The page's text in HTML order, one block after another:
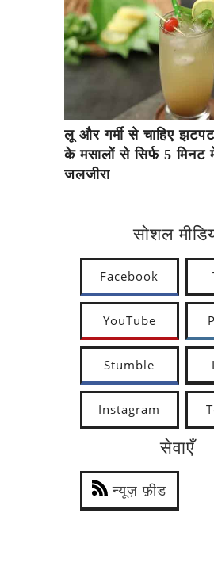
लू और गर्मी से चाहिए
के मसालों से सिर्फ 5 मिनट
जलजीरा
सोशल
Facebook
YouTube
Stumble
Instagram
सेवाएँ
न्यूज़ फ़ीड